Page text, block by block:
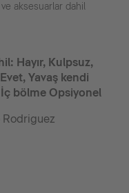
aksesuarlar dahil
Hayır, Kulpsuz,
Yavaş kendi
bölme Opsiyonel